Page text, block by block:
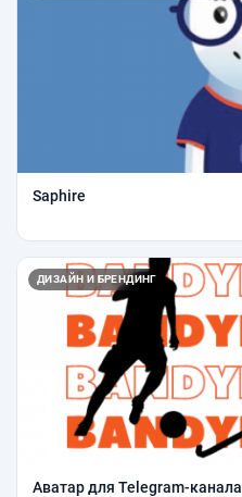
Saphire
ДИЗАЙН И БРЕНДИНГ
Аватар для Telegram-канала